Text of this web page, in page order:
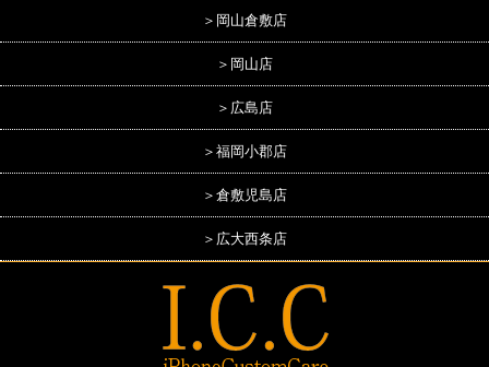
＞岡山倉敷店
＞岡山店
＞広島店
＞福岡小郡店
＞倉敷児島店
＞広大西条店